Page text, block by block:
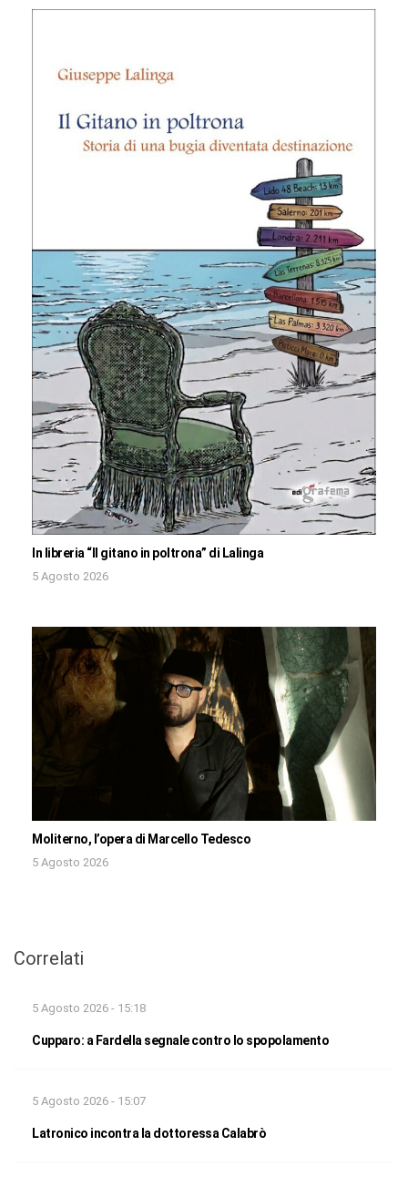
In libreria “Il gitano in poltrona” di Lalinga
5 Agosto 2026
Moliterno, l’opera di Marcello Tedesco
5 Agosto 2026
Correlati
5 Agosto 2026 - 15:18
Cupparo: a Fardella segnale contro lo spopolamento
5 Agosto 2026 - 15:07
Latronico incontra la dottoressa Calabrò